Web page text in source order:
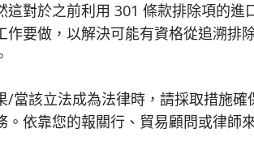
這對於之前利用 301 條款排除項的
作要做，以解決可能有資格從追溯排
/當該立法成為法律時，請採取措施
。依靠您的報關行、貿易顧問或律師